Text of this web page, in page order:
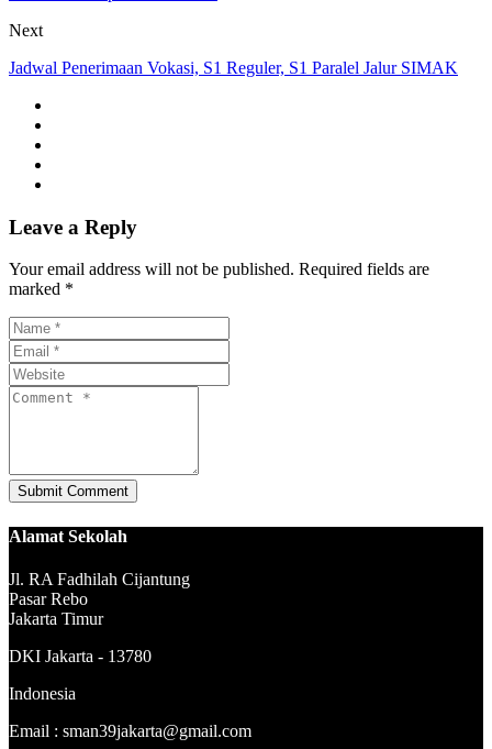
Next
Jadwal Penerimaan Vokasi, S1 Reguler, S1 Paralel Jalur SIMAK
Leave a Reply
Your email address will not be published. Required fields are
marked *
Alamat Sekolah
Jl. RA Fadhilah Cijantung
Pasar Rebo
Jakarta Timur
DKI Jakarta - 13780
Indonesia
Email : sman39jakarta@gmail.com